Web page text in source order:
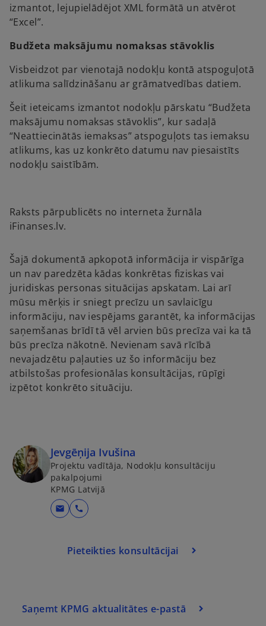
izmantot, lejupielādējot XML formātā un atvērot
“Excel”.
Budžeta maksājumu nomaksas stāvoklis
Visbeidzot par vienotajā nodokļu kontā atspoguļotā
atlikuma salīdzināšanu ar grāmatvedības datiem.
Šeit ieteicams izmantot nodokļu pārskatu “Budžeta
maksājumu nomaksas stāvoklis”, kur sadaļā
“Neattiecinātās iemaksas” atspoguļots tas iemaksu
atlikums, kas uz konkrēto datumu nav piesaistīts
nodokļu saistībām.
Raksts pārpublicēts no interneta žurnāla
iFinanses.lv.
Šajā dokumentā apkopotā informācija ir vispārīga
un nav paredzēta kādas konkrētas fiziskas vai
juridiskas personas situācijas apskatam. Lai arī
mūsu mērķis ir sniegt precīzu un savlaicīgu
informāciju, nav iespējams garantēt, ka informācijas
saņemšanas brīdī tā vēl arvien būs precīza vai ka tā
būs precīza nākotnē. Nevienam savā rīcībā
nevajadzētu paļauties uz šo informāciju bez
atbilstošas profesionālas konsultācijas, rūpīgi
izpētot konkrēto situāciju.
Jevgēņija Ivušina
Projektu vadītāja, Nodokļu konsultāciju
pakalpojumi
KPMG Latvijā
mail call
Pieteikties konsultācijai
Saņemt KPMG aktualitātes e-pastā